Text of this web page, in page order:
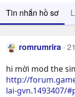
Tin nhắn hồ sơ
romrumrira
hi mời mod the
http://
lai-gvn.1493407/